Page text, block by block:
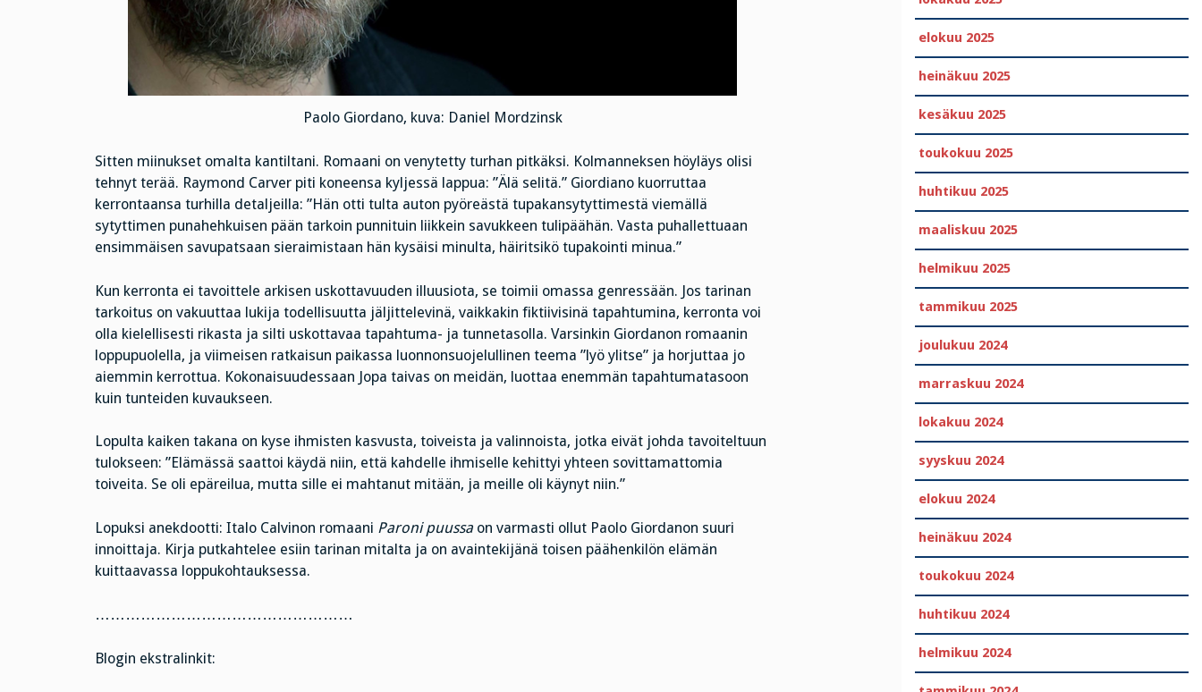
Paolo Giordano, kuva: Daniel Mordzinsk
Sitten miinukset omalta kantiltani. Romaani on venytetty turhan pitkäksi. Kolmanneksen höyläys olisi
tehnyt terää. Raymond Carver piti koneensa kyljessä lappua: ”Älä selitä.” Giordiano kuorruttaa
kerrontaansa turhilla detaljeilla: ”Hän otti tulta auton pyöreästä tupakansytyttimestä viemällä
sytyttimen punahehkuisen pään tarkoin punnituin liikkein savukkeen tulipäähän. Vasta puhallettuaan
ensimmäisen savupatsaan sieraimistaan hän kysäisi minulta, häiritsikö tupakointi minua.”
Kun kerronta ei tavoittele arkisen uskottavuuden illuusiota, se toimii omassa genressään. Jos tarinan
tarkoitus on vakuuttaa lukija todellisuutta jäljittelevinä, vaikkakin fiktiivisinä tapahtumina, kerronta voi
olla kielellisesti rikasta ja silti uskottavaa tapahtuma- ja tunnetasolla. Varsinkin Giordanon romaanin
loppupuolella, ja viimeisen ratkaisun paikassa luonnonsuojelullinen teema ”lyö ylitse” ja horjuttaa jo
aiemmin kerrottua. Kokonaisuudessaan Jopa taivas on meidän, luottaa enemmän tapahtumatasoon
kuin tunteiden kuvaukseen.
Lopulta kaiken takana on kyse ihmisten kasvusta, toiveista ja valinnoista, jotka eivät johda tavoiteltuun
tulokseen: ”Elämässä saattoi käydä niin, että kahdelle ihmiselle kehittyi yhteen sovittamattomia
toiveita. Se oli epäreilua, mutta sille ei mahtanut mitään, ja meille oli käynyt niin.”
Lopuksi anekdootti: Italo Calvinon romaani Paroni puussaon varmasti ollut Paolo Giordanon suuri
innoittaja. Kirja putkahtelee esiin tarinan mitalta ja on avaintekijänä toisen päähenkilön elämän
kuittaavassa loppukohtauksessa.
……………………………………………
Blogin ekstralinkit:
elokuu 2025
heinäkuu 2025
kesäkuu 2025
toukokuu 2025
huhtikuu 2025
maaliskuu 2025
helmikuu 2025
tammikuu 2025
joulukuu 2024
marraskuu 2024
lokakuu 2024
syyskuu 2024
elokuu 2024
heinäkuu 2024
toukokuu 2024
huhtikuu 2024
helmikuu 2024